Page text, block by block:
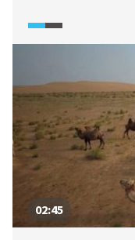
podmínky v Austrálii?
02:45